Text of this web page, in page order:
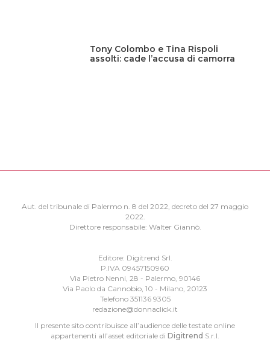
Tony Colombo e Tina Rispoli
assolti: cade l’accusa di camorra
Aut. del tribunale di Palermo n. 8 del 2022, decreto del 27 maggio
2022.
Direttore responsabile: Walter Giannò.
Editore: Digitrend Srl.
P.IVA 09457150960
Via Pietro Nenni, 28 - Palermo, 90146
Via Paolo da Cannobio, 10 - Milano, 20123
Telefono 351136 9305
redazione@donnaclick.it
Il presente sito contribuisce all’audience delle testate online
appartenenti all’asset editoriale di Digitrend S.r.l.